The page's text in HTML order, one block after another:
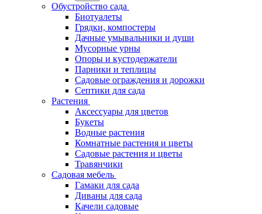
Обустройство сада
Биотуалеты
Грядки, компостеры
Дачные умывальники и души
Мусорные урны
Опоры и кустодержатели
Парники и теплицы
Садовые ограждения и дорожки
Септики для сада
Растения
Аксессуары для цветов
Букеты
Водные растения
Комнатные растения и цветы
Садовые растения и цветы
Травянчики
Садовая мебель
Гамаки для сада
Диваны для сада
Качели садовые